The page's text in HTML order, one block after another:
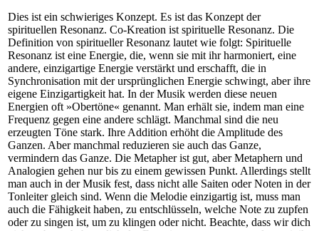
Dies ist ein schwieriges Konzept. Es ist das Konzept der
spirituellen Resonanz. Co-Kreation ist spirituelle Resonanz. Die
Definition von spiritueller Resonanz lautet wie folgt: Spirituelle
Resonanz ist eine Energie, die, wenn sie mit ihr harmoniert, eine
andere, einzigartige Energie verstärkt und erschafft, die in
Synchronisation mit der ursprünglichen Energie schwingt, aber ihre
eigene Einzigartigkeit hat. In der Musik werden diese neuen
Energien oft »Obertöne« genannt. Man erhält sie, indem man eine
Frequenz gegen eine andere schlägt. Manchmal sind die neu
erzeugten Töne stark. Ihre Addition erhöht die Amplitude des
Ganzen. Aber manchmal reduzieren sie auch das Ganze,
vermindern das Ganze. Die Metapher ist gut, aber Metaphern und
Analogien gehen nur bis zu einem gewissen Punkt. Allerdings stellt
man auch in der Musik fest, dass nicht alle Saiten oder Noten in der
Tonleiter gleich sind. Wenn die Melodie einzigartig ist, muss man
auch die Fähigkeit haben, zu entschlüsseln, welche Note zu zupfen
oder zu singen ist, um zu klingen oder nicht. Beachte, dass wir dich